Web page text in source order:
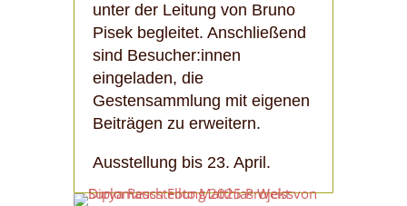
unter der Leitung von Bruno
Pisek begleitet. Anschließend
sind Besucher:innen
eingeladen, die
Gestensammlung mit eigenen
Beiträgen zu erweitern.
Ausstellung bis 23. April.